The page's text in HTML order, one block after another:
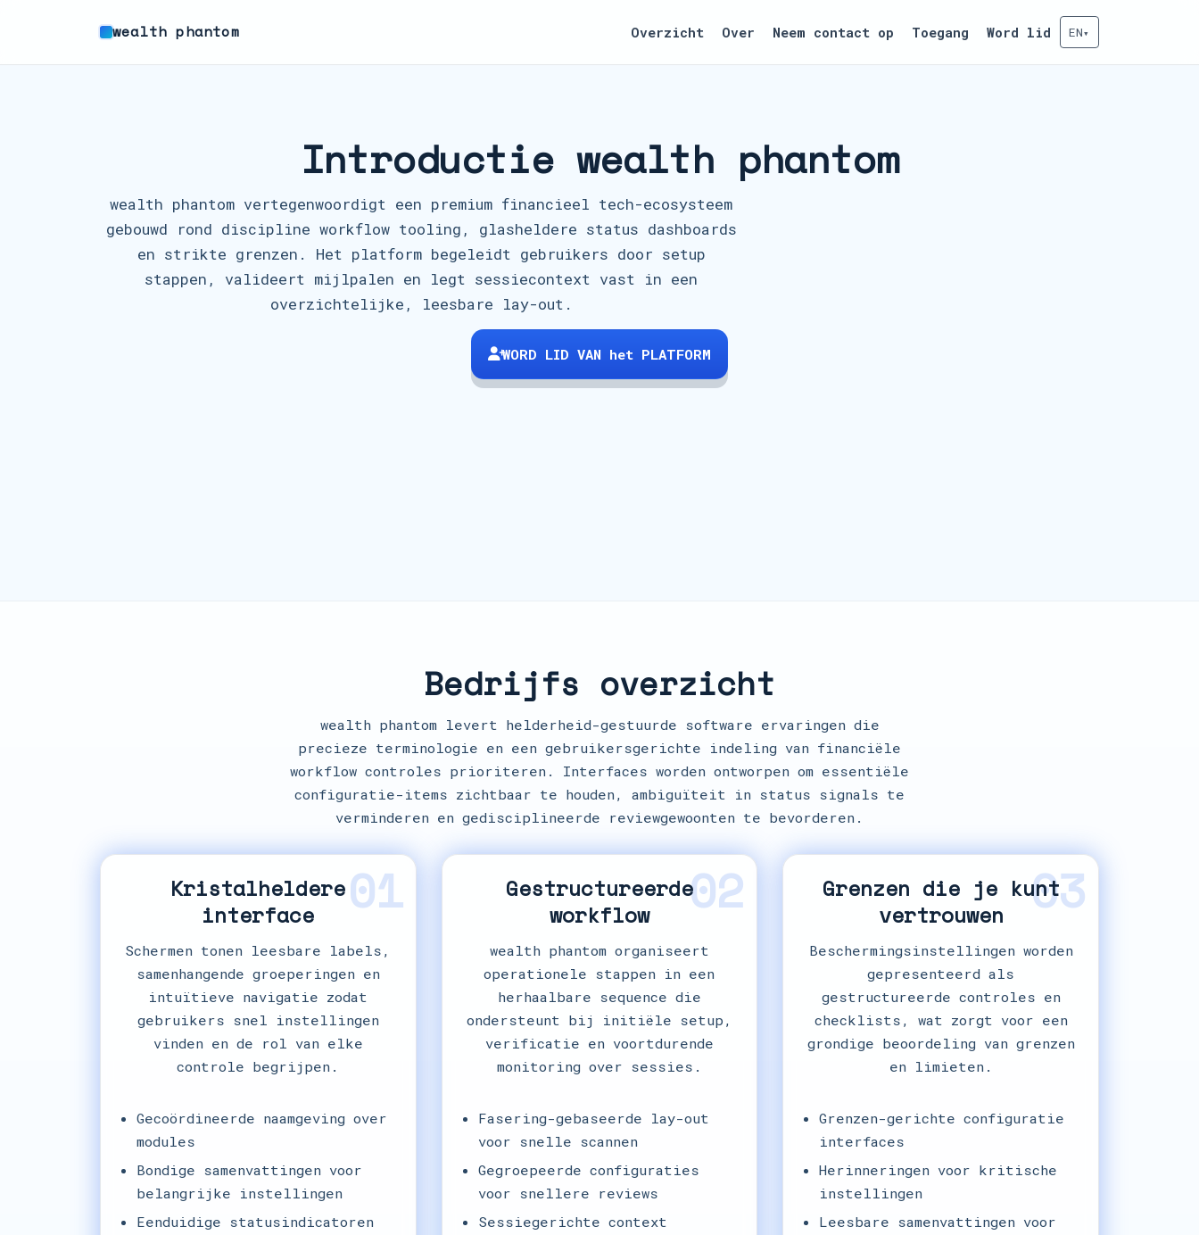
wealth phantom Overzicht Over Neem contact op Toegang Word lid EN▾
Introductie wealth phantom
wealth phantom vertegenwoordigt een premium financieel tech-ecosysteem
gebouwd rond discipline workflow tooling, glasheldere status dashboards
en strikte grenzen. Het platform begeleidt gebruikers door setup
stappen, valideert mijlpalen en legt sessiecontext vast in een
overzichtelijke, leesbare lay-out.
WORD LID VAN het PLATFORM
Bedrijfs overzicht
wealth phantom levert helderheid-gestuurde software ervaringen die
precieze terminologie en een gebruikersgerichte indeling van financiële
workflow controles prioriteren. Interfaces worden ontworpen om essentiële
configuratie-items zichtbaar te houden, ambiguïteit in status signals te
verminderen en gedisciplineerde reviewgewoonten te bevorderen.
01
Kristalheldere
interface
Schermen tonen leesbare labels,
samenhangende groeperingen en
intuïtieve navigatie zodat
gebruikers snel instellingen
vinden en de rol van elke
controle begrijpen.
Gecoördineerde naamgeving over
modules
Bondige samenvattingen voor
belangrijke instellingen
Eenduidige statusindicatoren
02
Gestructureerde
workflow
wealth phantom organiseert
operationele stappen in een
herhaalbare sequence die
ondersteunt bij initiële setup,
verificatie en voortdurende
monitoring over sessies.
Fasering-gebaseerde lay-out
voor snelle scannen
Gegroepeerde configuraties
voor snellere reviews
Sessiegerichte context
03
Grenzen die je kunt
vertrouwen
Beschermingsinstellingen worden
gepresenteerd als
gestructureerde controles en
checklists, wat zorgt voor een
grondige beoordeling van grenzen
en limieten.
Grenzen-gerichte configuratie
interfaces
Herinneringen voor kritische
instellingen
Leesbare samenvattingen voor